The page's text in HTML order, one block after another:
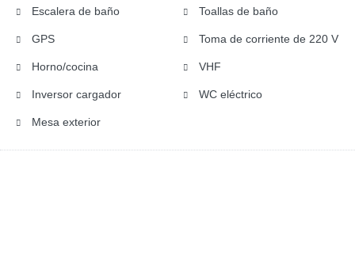
Escalera de baño
GPS
Horno/cocina
Inversor cargador
Mesa exterior
Toallas de baño
Toma de corriente de 220 V
VHF
WC eléctrico